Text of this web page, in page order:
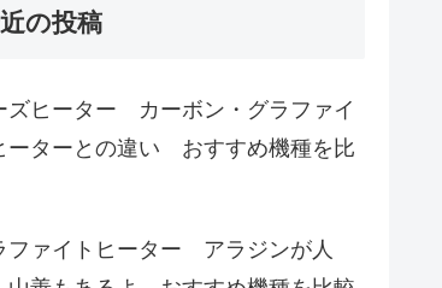
の投稿
ズヒーター カーボン・グラファイ
ーターとの違い おすすめ機種を比
ファイトヒーター アラジンが人